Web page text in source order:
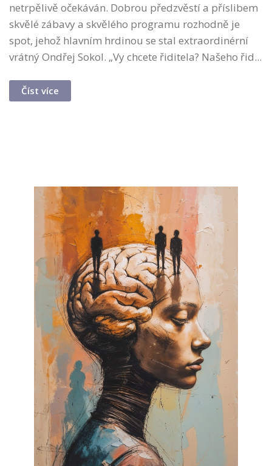
netrpělivě očekáván. Dobrou předzvěstí a příslibem
skvělé zábavy a skvělého programu rozhodně je
spot, jehož hlavním hrdinou se stal extraordinérní
vrátný Ondřej Sokol. „Vy chcete řiditela? Našeho řid...
Číst více